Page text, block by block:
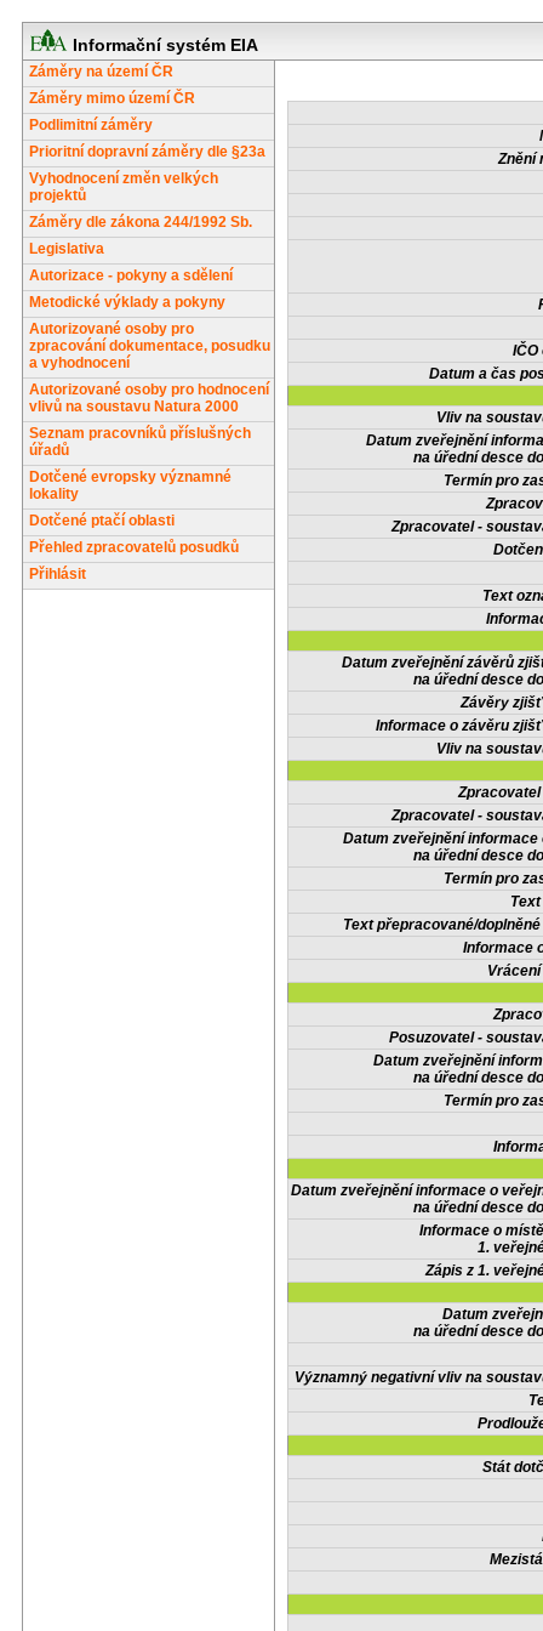
Informační systém EIA
Záměry na území ČR
Záměry mimo území ČR
Podlimitní záměry
Prioritní dopravní záměry dle §23a
Vyhodnocení změn velkých
projektů
Záměry dle zákona 244/1992 Sb.
Legislativa
Autorizace - pokyny a sdělení
Metodické výklady a pokyny
Autorizované osoby pro
zpracování dokumentace, posudku
a vyhodnocení
Autorizované osoby pro hodnocení
vlivů na soustavu Natura 2000
Seznam pracovníků příslušných
úřadů
Dotčené evropsky významné
lokality
Dotčené ptačí oblasti
Přehled zpracovatelů posudků
Přihlásit
Znění
IČO
Datum a čas
Vliv na
Datum zveřejnění
na úřední desce
Termín pro
Zpracovatel -
Text
Datum zveřejnění závěrů
na úřední desce
Závěry
Informace o závěru
Vliv na
Zpracovatel -
Datum zveřejnění informace
na úřední desce
Termín pro
Text přepracované/
Informace
Posuzovatel -
Datum zveřejnění
na úřední desce
Termín pro
Datum zveřejnění informace o
na úřední desce
Informace o
1.
Zápis z 1.
Datum
na úřední desce
Významný negativní vliv na
Stát